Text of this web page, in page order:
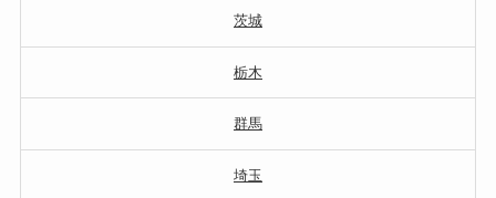
茨城
栃木
群馬
埼玉